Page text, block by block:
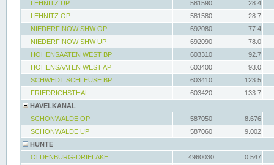
LEHNITZ UP
581590
28.4
LEHNITZ OP
581580
28.7
NIEDERFINOW SHW OP
692080
77.4
NIEDERFINOW SHW UP
692090
78.0
HOHENSAATEN WEST BP
603310
92.7
HOHENSAATEN WEST AP
603400
93.0
SCHWEDT SCHLEUSE BP
603410
123.5
FRIEDRICHSTHAL
603420
133.7
HAVELKANAL
SCHÖNWALDE OP
587050
8.676
SCHÖNWALDE UP
587060
9.002
HUNTE
OLDENBURG-DRIELAKE
4960030
0.547